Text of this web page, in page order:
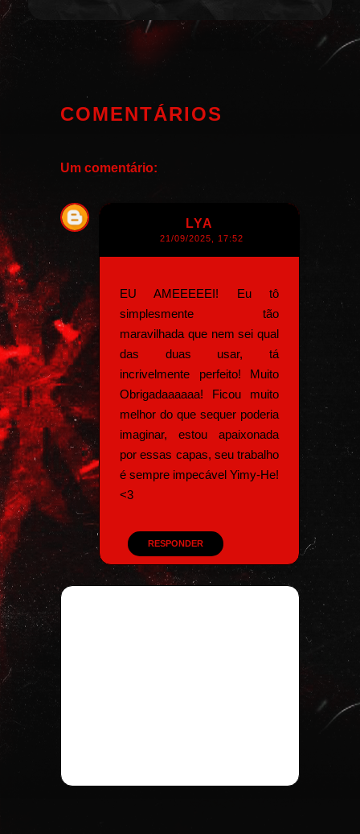
COMENTÁRIOS
Um comentário:
LYA
21/09/2025, 17:52
EU AMEEEEEI! Eu tô
simplesmente tão
maravilhada que nem sei qual
das duas usar, tá
incrivelmente perfeito! Muito
Obrigadaaaaaa! Ficou muito
melhor do que sequer poderia
imaginar, estou apaixonada
por essas capas, seu trabalho
é sempre impecável Yimy-He!
<3
RESPONDER